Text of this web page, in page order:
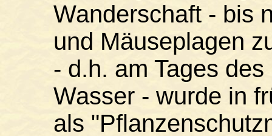
Wanderschaft - bis
und Mäuseplagen
- d.h. am Tages
Wasser - wurde in
als